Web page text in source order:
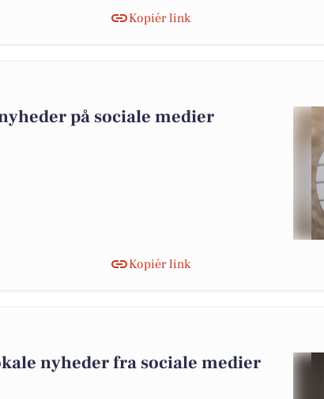
Kopiér link
på sociale medier
Kopiér link
nyheder fra sociale medier